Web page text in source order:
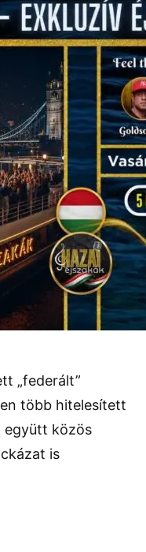
„federált”
több hitelesített
együtt közös
is